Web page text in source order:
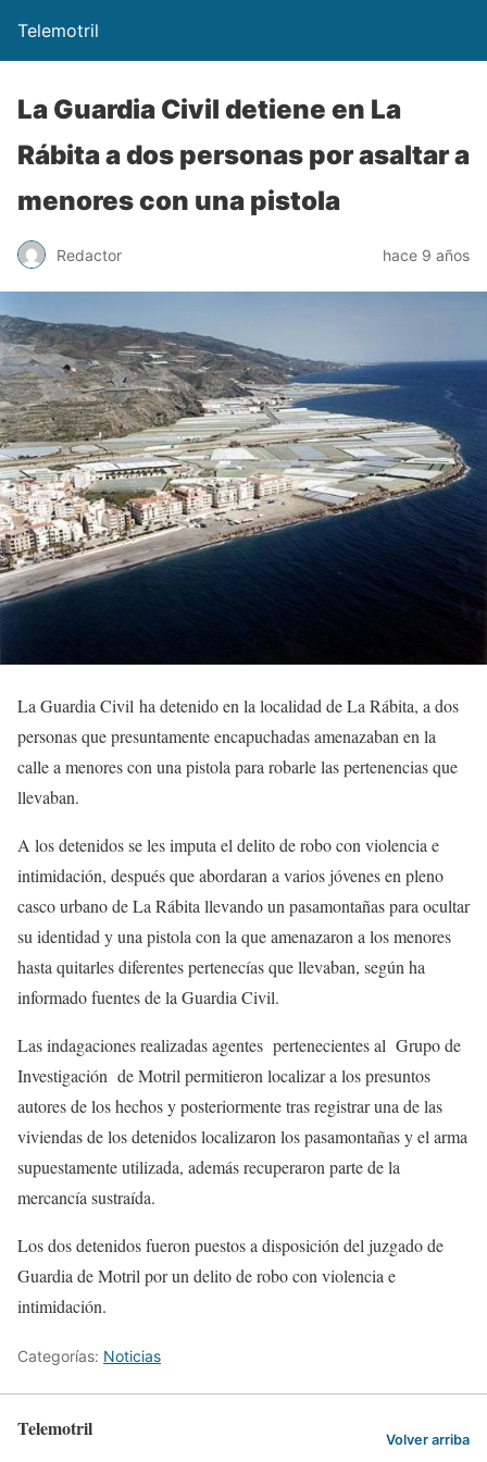
Telemotril
La Guardia Civil detiene en La
Rábita a dos personas por asaltar a
menores con una pistola
Redactor hace 9 años
La Guardia Civil ha detenido en la localidad deLa Rábita, a dos
personas que presuntamente encapuchadas amenazaban en la
calle a menores con una pistola para robarle las pertenencias que
llevaban.
A los detenidos se les imputa el delito de robo con violencia e
intimidación, después que abordaran a varios jóvenes en pleno
casco urbano de La Rábitallevando un pasamontañaspara ocultar
su identidad y una pistola con la que amenazaron a los menores
hasta quitarles diferentes pertenecías que llevaban, según ha
informado fuentes de la Guardia Civil.
Las indagaciones realizadas agentes pertenecientes al Grupo de
Investigación de Motril permitieron localizar a los presuntos
autores de los hechos y posteriormente tras registrar una de las
viviendas de los detenidoslocalizaron los pasamontañas y el arma
supuestamente utilizada, además recuperaron parte de la
mercancía sustraída.
Los dos detenidos fueron puestos a disposición del juzgado de
Guardia de Motril por un delito derobo con violencia e
intimidación.
Categorías: Noticias
Telemotril Volver arriba